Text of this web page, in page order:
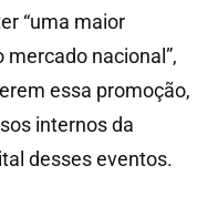
“uma maior
nacional”,
essa promoção,
internos da
desses eventos.